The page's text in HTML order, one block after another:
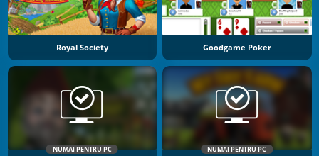
Royal Society Goodgame Poker
NUMAI PENTRU PC NUMAI PENTRU PC